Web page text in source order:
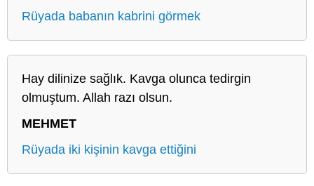
Rüyada babanın kabrini görmek
Hay dilinize sağlık. Kavga olunca tedirgin
olmuştum. Allah razı olsun.
MEHMET
Rüyada iki kişinin kavga ettiğini